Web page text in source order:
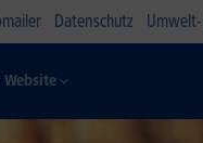
Datenschutz